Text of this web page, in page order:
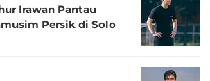
Irawan Pantau
Persik di Solo